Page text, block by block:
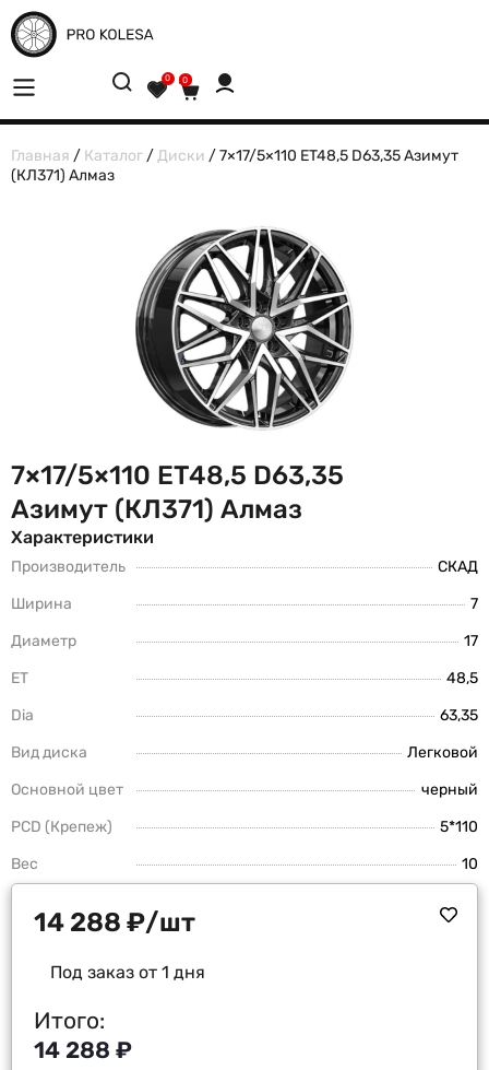
0 0
Главная / Каталог /Диски / 7×17/5×110 ET48,5 D63,35 Азимут
(КЛ371) Алмаз
7×17/5×110 ET48,5 D63,35
Азимут (КЛ371) Алмаз
Характеристики
Производитель
СКАД
Ширина
7
Диаметр
17
ET
48,5
Dia
63,35
Вид диска
Легковой
Основной цвет
черный
PCD (Крепеж)
5*110
Вес
10
14 288 ₽/шт
Под заказ от 1 дня
Итого:
14 288 ₽